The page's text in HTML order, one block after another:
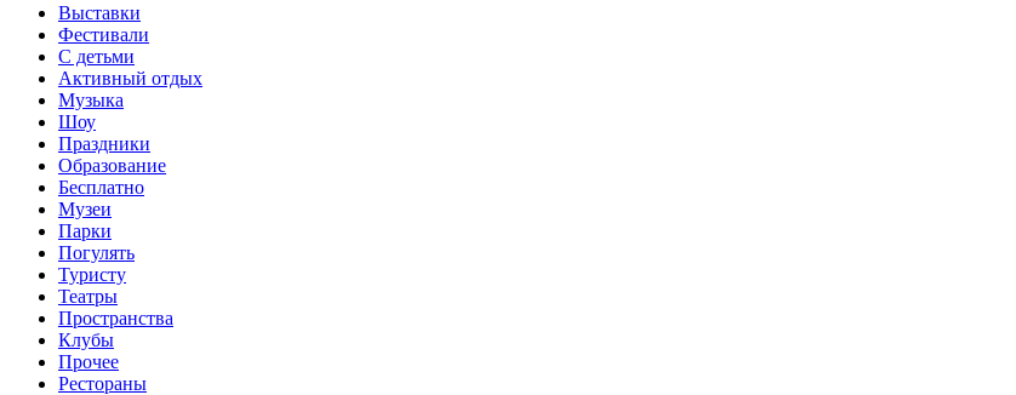
Выставки
Фестивали
С детьми
Активный отдых
Музыка
Шоу
Праздники
Образование
Бесплатно
Музеи
Парки
Погулять
Туристу
Театры
Пространства
Клубы
Прочее
Рестораны